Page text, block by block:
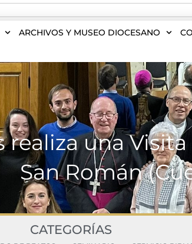
ARCHIVOS Y MUSEO DIOCESANO
realiza una
San Román
CATEGORÍAS